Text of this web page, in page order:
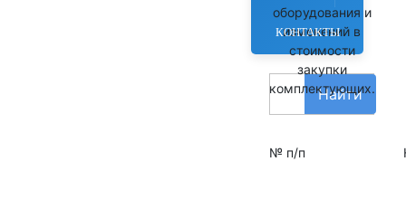
КОНТАКТЫ
Найти
оборудования и
изменений в
стоимости
закупки
комплектующих.
№ п/п